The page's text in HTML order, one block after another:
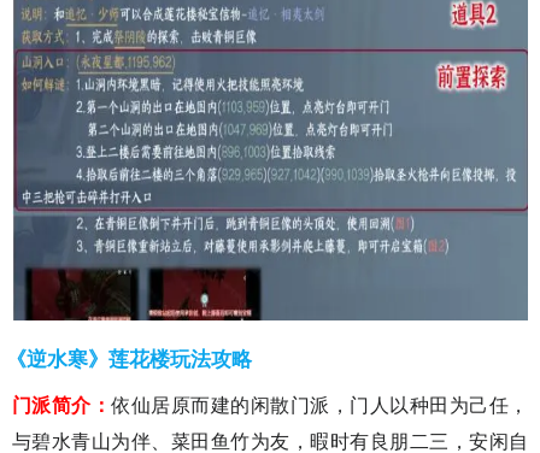
《逆水寒》莲花楼玩法攻略
门派简介：依仙居原而建的闲散门派，门人以种田为己任，
与碧水青山为伴、菜田鱼竹为友，暇时有良朋二三，安闲自